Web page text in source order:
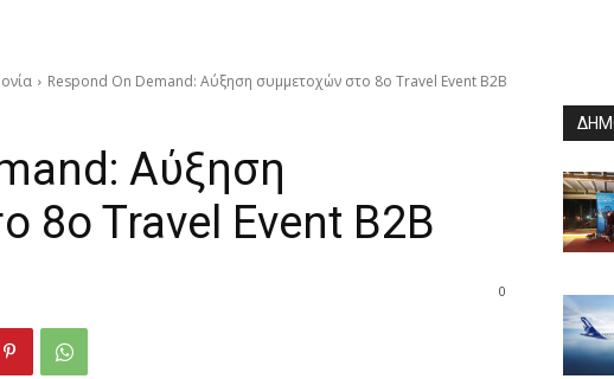
Respond On Demand: Αύξηση συμμετοχών στο 8o Travel Event B2B
Αύξηση
8o Travel Event B2B
0